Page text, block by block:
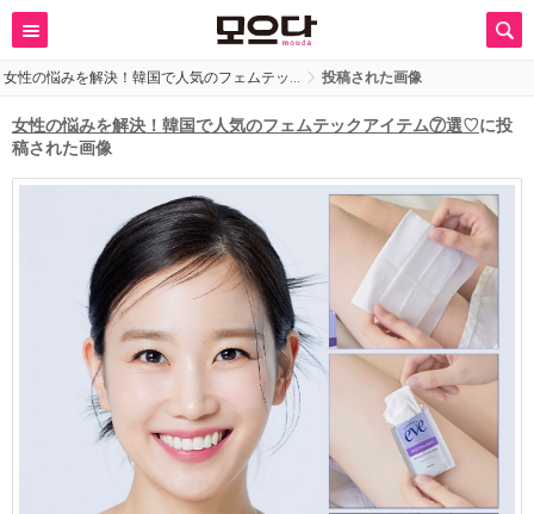
女性の悩みを解決！韓国で人気のフェムテッ… 投稿された画像
女性の悩みを解決！韓国で人気のフェムテックアイテム⑦選♡に投
稿された画像